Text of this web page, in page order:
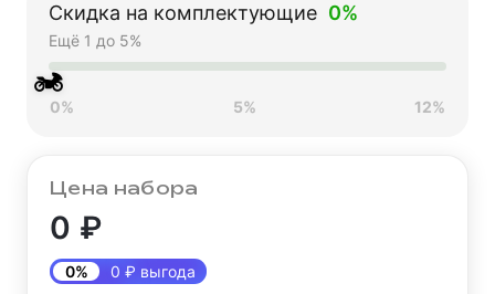
Скидка на комплектующие 0%
Ещё 1 до 5%
🏍
0% 5% 12%
Цена набора
0 ₽
0% 0 ₽ выгода